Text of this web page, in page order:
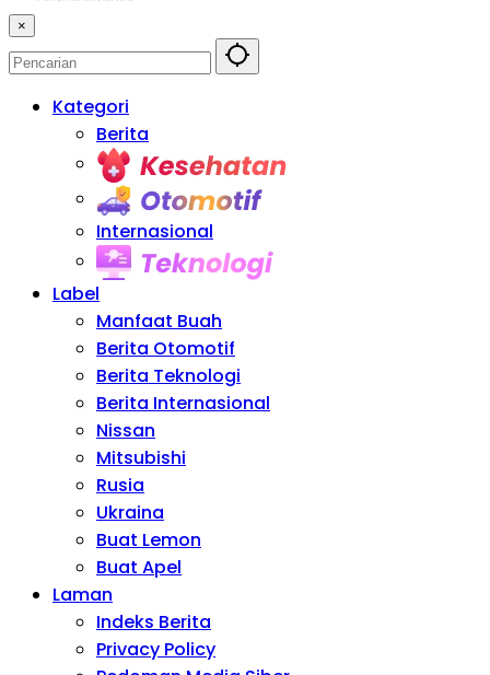
×
Kategori
Berita
Internasional
Label
Manfaat Buah
Berita Otomotif
Berita Teknologi
Berita Internasional
Nissan
Mitsubishi
Rusia
Ukraina
Buat Lemon
Buat Apel
Laman
Indeks Berita
Privacy Policy